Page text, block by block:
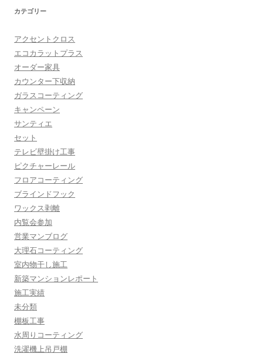
カテゴリー
アクセントクロス
エコカラットプラス
オーダー家具
カウンター下収納
ガラスコーティング
キャンペーン
サンティエ
セット
テレビ壁掛け工事
ピクチャーレール
フロアコーティング
ブラインドフック
ワックス剥離
内覧会参加
営業マンブログ
大理石コーティング
室内物干し施工
新築マンションレポート
施工実績
未分類
棚板工事
水周りコーティング
洗濯機上吊戸棚